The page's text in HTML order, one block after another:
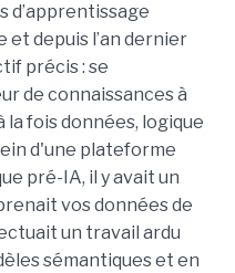
d’apprentissage
et depuis l’an dernier
précis : se
de connaissances à
fois données, logique
d'une plateforme
pré-IA, il y avait un
vos données de
un travail ardu
sémantiques et en